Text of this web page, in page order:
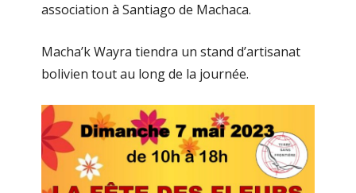
association à Santiago de Machaca.
Macha’k Wayra tiendra un stand d’artisanat
bolivien tout au long de la journée.